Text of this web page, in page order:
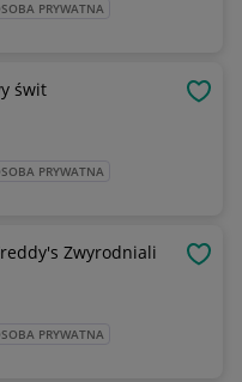
PRYWATNA
świt
PRYWATNA
Zwyrodniali
PRYWATNA